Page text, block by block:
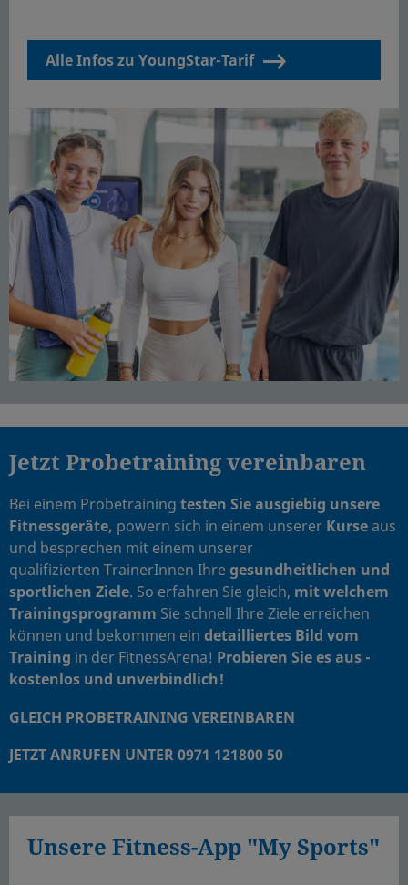
Alle Infos zu YoungStar-Tarif
Jetzt Probetraining vereinbaren
Bei einem Probetraining testen Sie ausgiebig unsere
Fitnessgeräte, powern sich in einem unserer Kurseaus
und besprechen mit einem unserer
qualifizierten TrainerInnen Ihregesundheitlichen und
sportlichen Ziele. So erfahren Sie gleich, mit welchem
Trainingsprogramm Sie schnell Ihre Ziele erreichen
können und bekommen ein detailliertes Bild vom
Training in der FitnessArena! Probieren Sie es aus -
kostenlos und unverbindlich!
GLEICH PROBETRAINING VEREINBAREN
JETZT ANRUFEN UNTER 0971 121800 50
Unsere Fitness-App "My Sports"